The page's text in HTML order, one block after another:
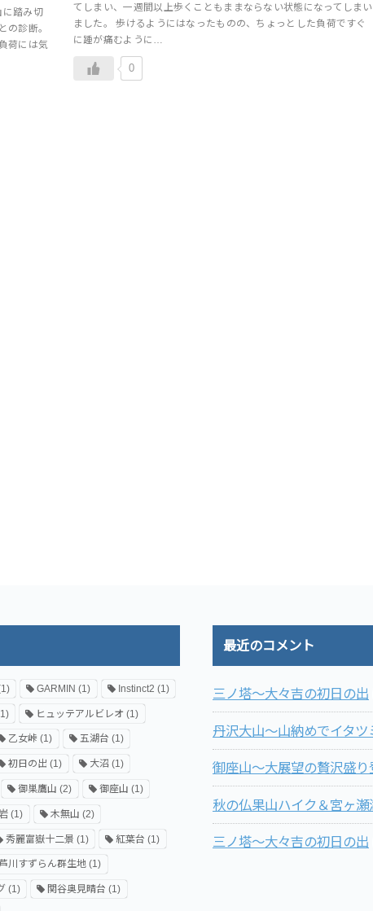
に踏み切
の診断。
荷には気
てしまい、一週間以上歩くこともままならない状態になってしまい
ました。 歩けるようにはなったものの、ちょっとした負荷ですぐ
に踵が痛むように…
0
GARMIN (1) Instinct2 (1)
ヒュッテアルビレオ (1)
乙女峠 (1) 五湖台 (1)
初日の出 (1) 大沼 (1)
御巣鷹山 (2) 御座山 (1)
(1) 木無山 (2)
秀麗富嶽十二景 (1) 紅葉台 (1)
川すずらん群生地 (1)
(1) 関谷奥見晴台 (1)
最近のコメント
三ノ塔～大々吉の初日の出
丹沢大山～山納めでイタツ
御座山～大展望の贅沢盛り
秋の仏果山ハイク＆宮ヶ瀬
三ノ塔～大々吉の初日の出